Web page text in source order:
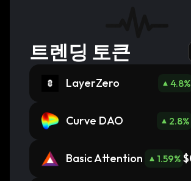
트렌딩 토큰
LayerZero 4.8%
Curve DAO 2.8%
Basic Attention 1.59%